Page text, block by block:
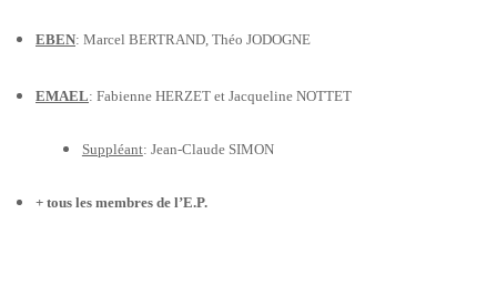
EBEN: Marcel BERTRAND, Théo JODOGNE
EMAEL: Fabienne HERZET et Jacqueline NOTTET
Suppléant: Jean-Claude SIMON
+ tous les membres de l’E.P.